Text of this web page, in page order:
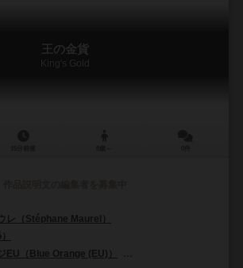
王の金貨
King's Gold
レ（Stéphane Maurel）
EU（Blue Orange (EU)）